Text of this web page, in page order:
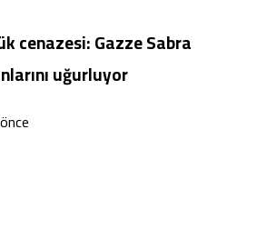
cenazesi: Gazze Sabra
uğurluyor